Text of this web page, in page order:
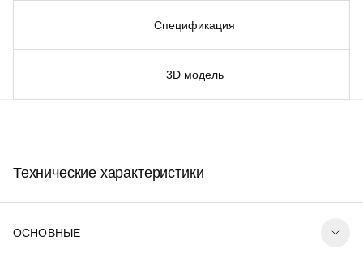
Спецификация
3D модель
Технические характеристики
ОСНОВНЫЕ